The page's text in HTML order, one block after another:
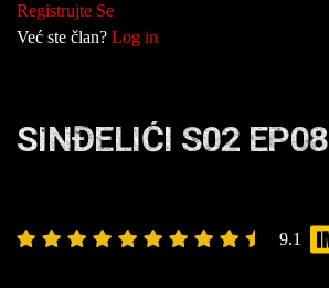
Registrujte Se
Već ste član? Log in
SINĐELIĆI S02 EP08
9.1